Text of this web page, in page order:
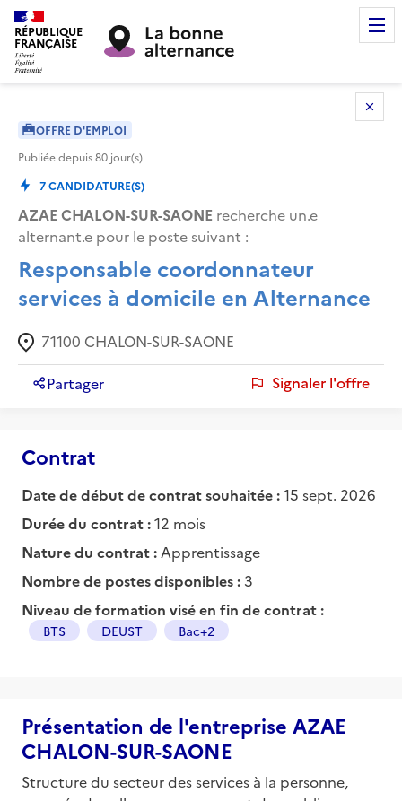
RÉPUBLIQUE
FRANÇAISE
OFFRE D'EMPLOI
Publiée depuis80 jour(s)
7CANDIDATURE(S)
AZAE CHALON-SUR-SAONE recherche un.e
alternant.e pour le poste suivant :
Responsable coordonnateur
services à domicile en Alternance
71100 CHALON-SUR-SAONE
Partager Signaler l'offre
Contrat
Date de début de contrat souhaitée :15 sept. 2026
Durée du contrat :12 mois
Nature du contrat : Apprentissage
Nombre de postes disponibles : 3
Niveau de formation visé en fin de contrat :
BTS DEUST Bac+2
Présentation de l'entreprise AZAE
CHALON-SUR-SAONE
Structure du secteur des services à la personne,